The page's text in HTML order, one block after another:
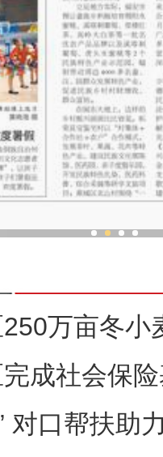
万亩冬小
成社会保
对口帮扶助